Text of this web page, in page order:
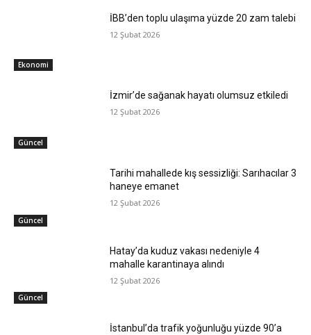
Ekonomi
İBB’den toplu ulaşıma yüzde 20 zam talebi
12 Şubat 2026
Güncel
İzmir’de sağanak hayatı olumsuz etkiledi
12 Şubat 2026
Güncel
Tarihi mahallede kış sessizliği: Sarıhacılar 3
haneye emanet
12 Şubat 2026
Güncel
Hatay’da kuduz vakası nedeniyle 4
mahalle karantinaya alındı
12 Şubat 2026
İstanbul’da trafik yoğunluğu yüzde 90’a